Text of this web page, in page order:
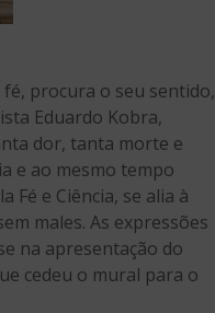
procura o seu sentido,
Eduardo Kobra,
dor, tanta morte e
e ao mesmo tempo
Fé e Ciência, se alia à
males. As expressões
na apresentação do
cedeu o mural para o